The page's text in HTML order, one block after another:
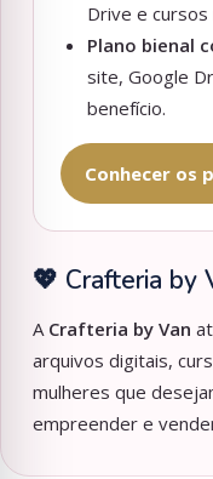
Drive e cursos
Plano bienal
site, Google
benefício.
Conhecer os
💖 Crafteria by
A Crafteria by Van
arquivos digitais,
mulheres que
empreender e